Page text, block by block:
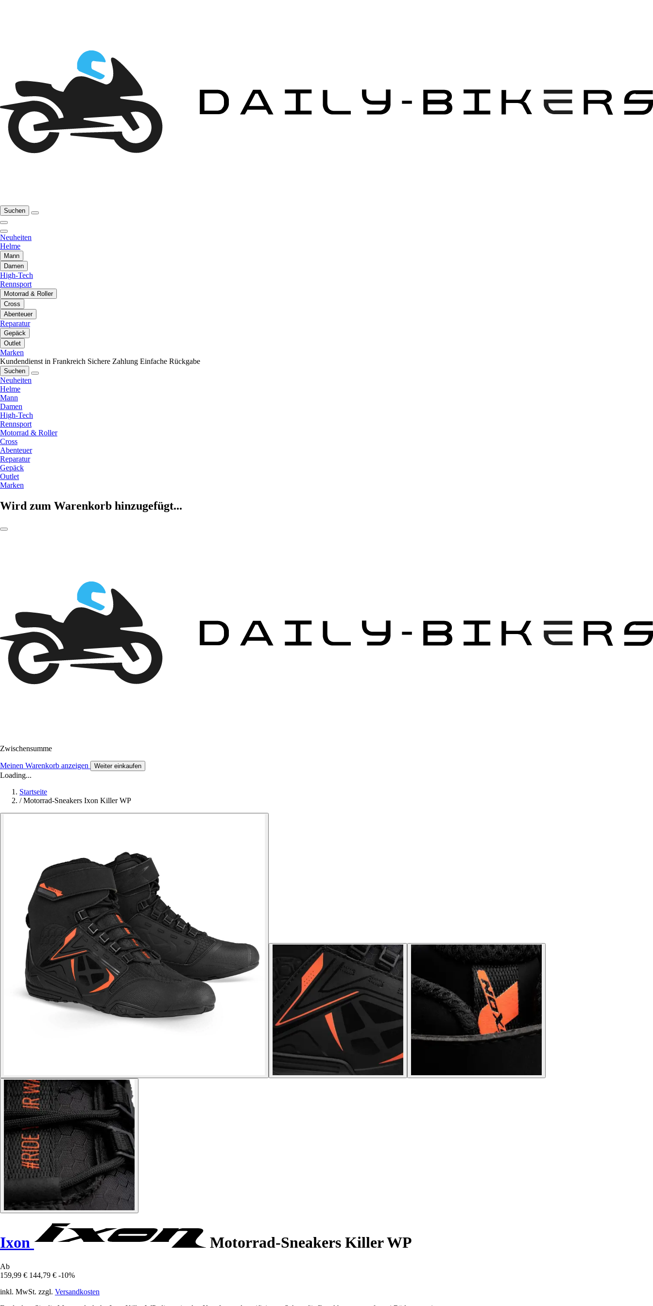
Suchen
Neuheiten
Helme
Mann
Damen
High-Tech
Rennsport
Motorrad & Roller
Cross
Abenteuer
Reparatur
Gepäck
Outlet
Marken
Kundendienst in Frankreich Sichere Zahlung Einfache Rückgabe
Suchen
Neuheiten
Helme
Mann
Damen
High-Tech
Rennsport
Motorrad & Roller
Cross
Abenteuer
Reparatur
Gepäck
Outlet
Marken
Wird zum Warenkorb hinzugefügt...
Zwischensumme
Meinen Warenkorb anzeigen Weiter einkaufen
Loading...
Startseite
/ Motorrad-Sneakers Ixon Killer WP
Ixon Motorrad-Sneakers Killer WP
Ab
159,99 € 144,79 € -10%
inkl. MwSt. zzgl. Versandkosten